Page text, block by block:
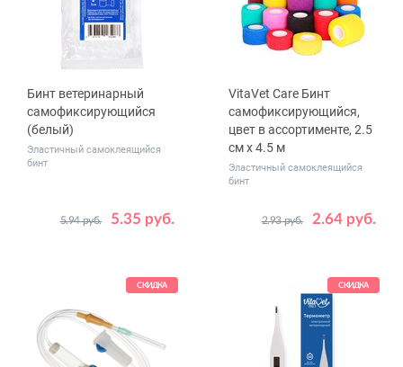
Бинт ветеринарный
самофиксирующийся
(белый)
Эластичный самоклеящийся
бинт
5.35 руб.
5.94 руб.
Размер 5 см x 4.5 м
VitaVet Care Бинт
самофиксирующийся,
цвет в ассортименте, 2.5
см х 4.5 м
Эластичный самоклеящийся
бинт
2.64 руб.
2.93 руб.
СКИДКА СКИДКА